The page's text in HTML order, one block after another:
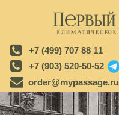
+7 (499) 707 88 11
+7 (903) 520-50-52
order@mypassage.ru